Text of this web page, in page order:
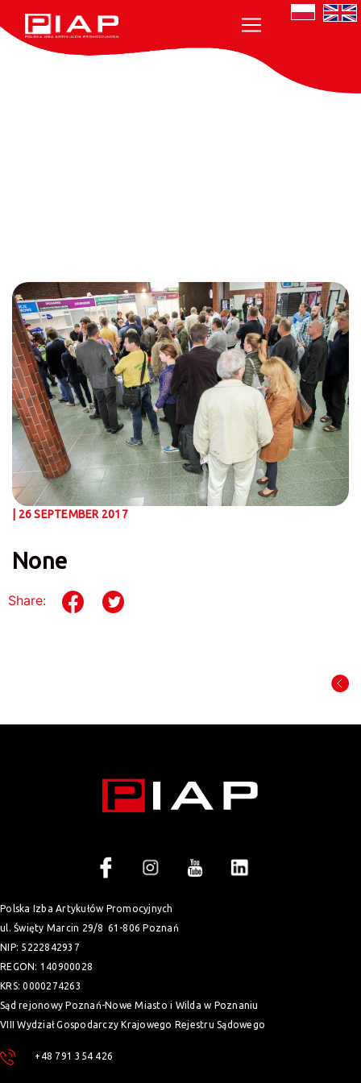
| 26 SEPTEMBER 2017
None
Share:
Polska Izba Artykułów Promocyjnych
ul. Święty Marcin 29/8 61-806 Poznań
NIP: 5222842937
REGON: 140900028
KRS: 0000274263
Sąd rejonowy Poznań-Nowe Miasto i Wilda w Poznaniu
VIII Wydział Gospodarczy Krajowego Rejestru Sądowego
+48 791 354 426